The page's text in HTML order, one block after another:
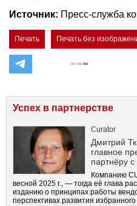
Источник: Пресс-служба
Печать Печать без
Успех в партнерстве
Curator
Дмитрий
главное
партнёру
Компанию
весной 2025 г., — тогда её глава
изданию о принципах работы
перспективах развития